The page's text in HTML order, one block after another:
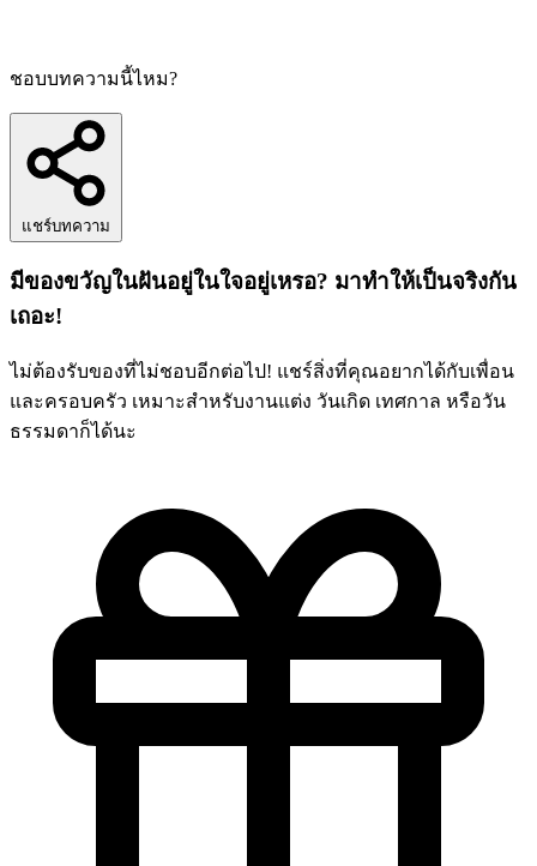
ชอบบทความนี้ไหม?
แชร์บทความ
มีของขวัญในฝันอยู่ในใจอยู่เหรอ? มาทำให้เป็นจริงกัน
เถอะ!
ไม่ต้องรับของที่ไม่ชอบอีกต่อไป! แชร์สิ่งที่คุณอยากได้กับเพื่อน
และครอบครัว เหมาะสำหรับงานแต่ง วันเกิด เทศกาล หรือวัน
ธรรมดาก็ได้นะ